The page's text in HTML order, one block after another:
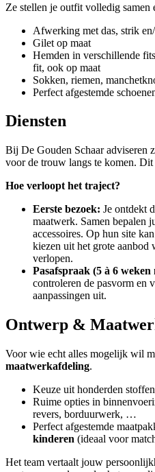
Ze stellen je outfit volledig samen
Afwerking met das, strik
Gilet op maat
Hemden in verschillende
fit, ook op maat
Sokken, riemen,
Perfect afgestemde
Diensten
Bij De Gouden Schaar adviseren
voor de trouw langs te komen. Dit
Hoe verloopt het traject?
Eerste bezoek: Je ontdekt
maatwerk. Samen bepalen
accessoires. Op hun site
kiezen uit het grote aanbod
verlopen.
Pasafspraak (5 à 6
controleren de pasvorm en
aanpassingen uit.
Ontwerp &
Voor wie echt alles mogelijk wil
maatwerkafdeling.
Keuze uit honderden
Ruime opties in
revers, borduurwerk, …
Perfect afgestemde
kinderen (ideaal voor
Het team vertaalt jouw